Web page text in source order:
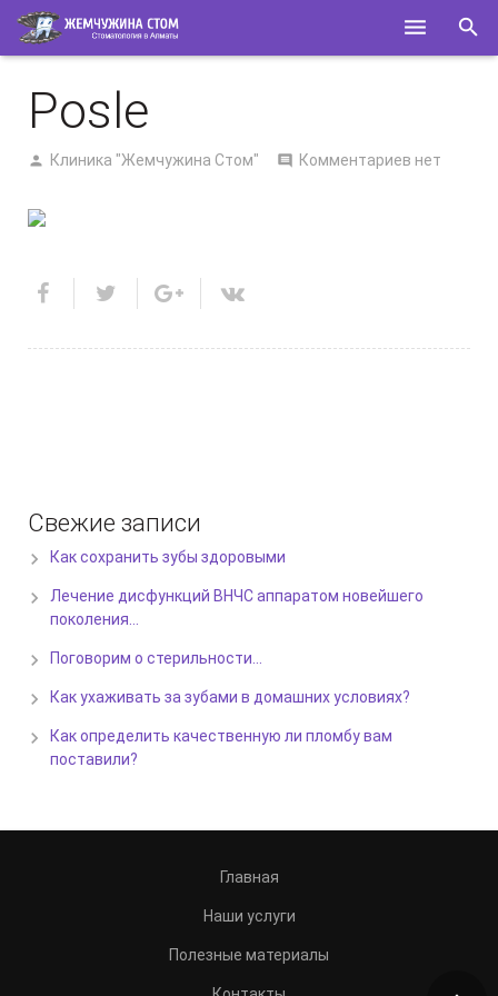
О НАС
КОНТАКТЫ
Posle
Клиника "Жемчужина Стом" Комментариев нет
Свежие записи
Как сохранить зубы здоровыми
Лечение дисфункций ВНЧС аппаратом новейшего
поколения…
Поговорим о стерильности…
Как ухаживать за зубами в домашних условиях?
Как определить качественную ли пломбу вам
поставили?
Главная
Наши услуги
Полезные материалы